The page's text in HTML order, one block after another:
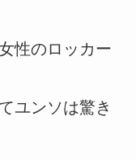
性のロッカー
ユンソは驚き